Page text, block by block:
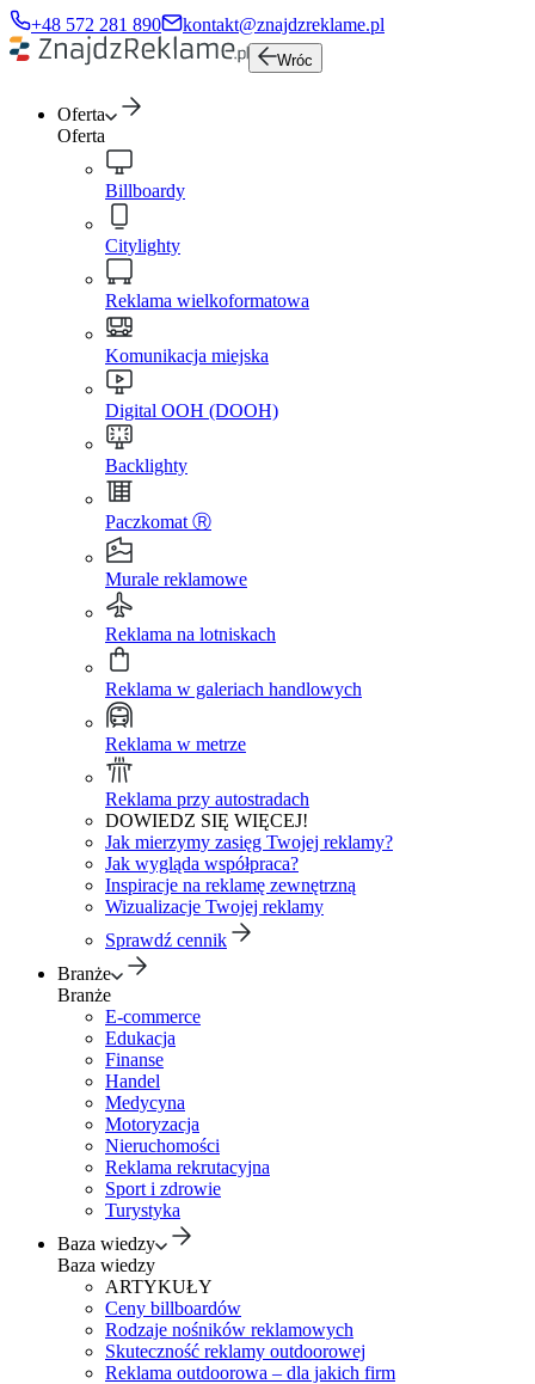
+48 572 281 890 kontakt@znajdzreklame.pl
Wróc
Oferta
Oferta
Billboardy
Citylighty
Reklama wielkoformatowa
Komunikacja miejska
Digital OOH (DOOH)
Backlighty
Paczkomat Ⓡ
Murale reklamowe
Reklama na lotniskach
Reklama w galeriach handlowych
Reklama w metrze
Reklama przy autostradach
DOWIEDZ SIĘ WIĘCEJ!
Jak mierzymy zasięg Twojej reklamy?
Jak wygląda współpraca?
Inspiracje na reklamę zewnętrzną
Wizualizacje Twojej reklamy
Sprawdź cennik
Branże
Branże
E-commerce
Edukacja
Finanse
Handel
Medycyna
Motoryzacja
Nieruchomości
Reklama rekrutacyjna
Sport i zdrowie
Turystyka
Baza wiedzy
Baza wiedzy
ARTYKUŁY
Ceny billboardów
Rodzaje nośników reklamowych
Skuteczność reklamy outdoorowej
Reklama outdoorowa – dla jakich firm